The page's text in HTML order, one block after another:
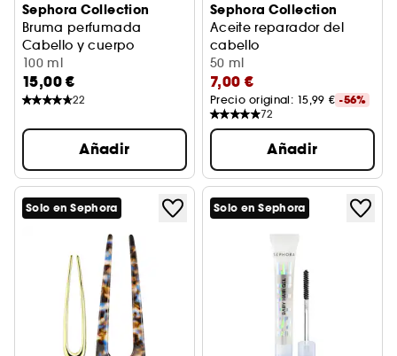
Sephora Collection
Bruma perfumada
Cabello y cuerpo
Peonía + jengibre
100 ml
15,00 €
22
Añadir
Sephora Collection
Aceite reparador del
cabello
Reparación
50 ml
7,00 €
Precio original: 15,99 € -56%
72
Añadir
Solo en Sephora Solo en Sephora